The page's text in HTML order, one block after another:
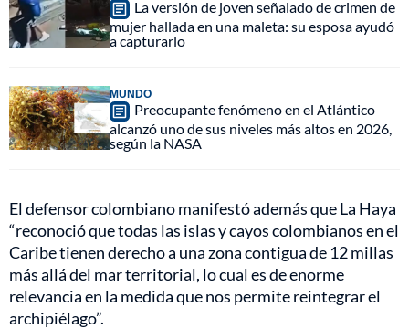
La versión de joven señalado de crimen de
mujer hallada en una maleta: su esposa ayudó
a capturarlo
MUNDO
Preocupante fenómeno en el Atlántico
alcanzó uno de sus niveles más altos en 2026,
según la NASA
El defensor colombiano manifestó además que La Haya
“reconoció que todas las islas y cayos colombianos en el
Caribe tienen derecho a una zona contigua de 12 millas
más allá del mar territorial, lo cual es de enorme
relevancia en la medida que nos permite reintegrar el
archipiélago”.